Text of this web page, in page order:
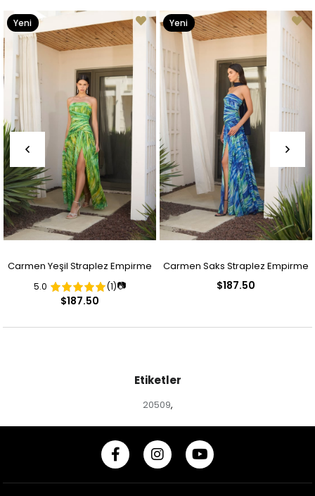
Carmen Yeşil Straplez Empirme
Desenli Abiye Elbise
5.0 (1)📷
$187.50
Yeni
Ürün
Carmen Saks Straplez Empirme
$187.50
Yeni
Ürün
Etiketler
20509,